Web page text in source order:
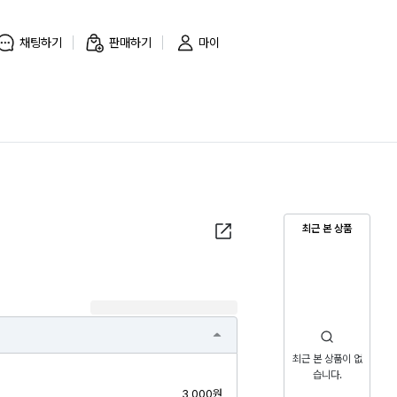
채팅하기 판매하기 마이
최근 본 상품
최근 본 상품이 없
습니다.
3,000원